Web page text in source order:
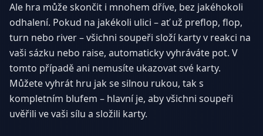
Ale hra může skončit i mnohem dříve, bez jakéhokoli
odhalení. Pokud na jakékoli ulici – ať už preflop, flop,
turn nebo river – všichni soupeři složí karty v reakci na
vaši sázku nebo raise, automaticky vyhráváte pot. V
tomto případě ani nemusíte ukazovat své karty.
Můžete vyhrát hru jak se silnou rukou, tak s
kompletním blufem – hlavní je, aby všichni soupeři
uvěřili ve vaši sílu a složili karty.